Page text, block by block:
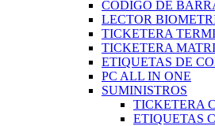
CODIGO DE
LECTOR
TICKETERA
TICKETERA
ETIQUETAS DE
PC ALL IN ONE
SUMINISTROS
TICKETERA
ETIQUETAS